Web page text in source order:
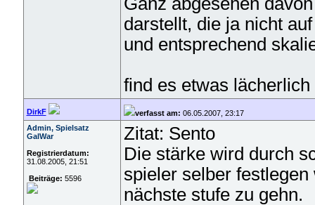
darstellt, die ja nicht
und entsprechend
find es etwas
DirkF verfasst am: 06.05.2007, 23:17
Admin, Spielsatz
GalWar
Registrierdatum:
31.08.2005, 21:51
Beiträge: 5596
Zitat: Sento
Die stärke wird durch
spieler selber
nächste stufe zu gehn.